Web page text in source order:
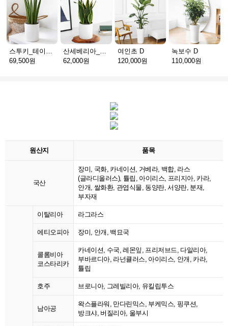
스투키_테이블용 D
69,500원
산세베리아_테이블용 H
62,000원
여인초 D
120,000원
녹보수 D
110,000원
원산지 품목
국산
장미, 국화, 카네이션, 거베라, 백합, 라스
(글라디올러스), 튤립, 아이리스, 프리지아, 카라,
안개, 쌀화환, 관엽식물, 동양란, 서양란, 분재,
부자재
이탈리아 라그라스
에티오피아 장미, 안개, 백묘국
콜롬비아
코스타리카
카네이션, 수국, 레몬잎, 프리저브드, 다알리아,
부바르디아, 라넌큘러스, 아이리스, 안개, 카라,
튤립
호주 브로니아, 그레빌리아, 유킬립투스
남아공
왁스플라워, 만다린믹스, 부케믹스, 핑쿠션,
방크샤, 버질리아, 울부시